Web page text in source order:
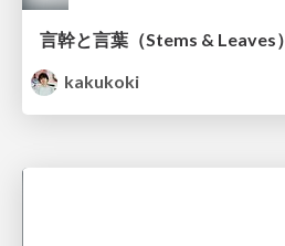
言幹と言葉（Stems & Leaves）
kakukoki